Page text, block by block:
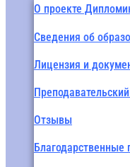
О проекте
Сведения об
Лицензия и
Отзывы
Благодарственные